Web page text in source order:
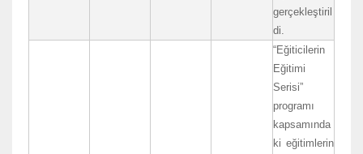
gerçekleştiril
di.
“Eğiticilerin
Eğitimi
Serisi”
programı
kapsamında
ki eğitimlerin